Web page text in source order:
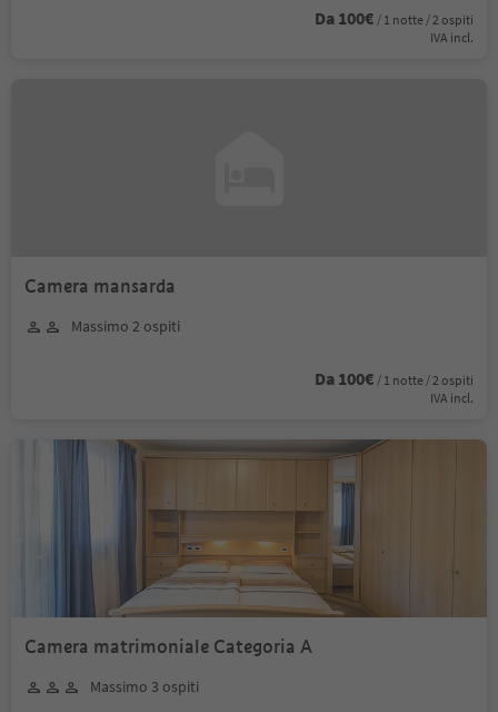
Da 100€ / 1 notte / 2 ospiti
IVA incl.
Camera mansarda
Massimo 2 ospiti
Da 100€ / 1 notte / 2 ospiti
IVA incl.
Camera matrimoniale Categoria A
Massimo 3 ospiti